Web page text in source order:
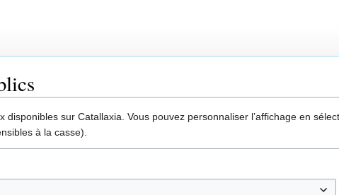
disponibles sur Catallaxia. Vous pouvez personnaliser l’affichage en
à la casse).